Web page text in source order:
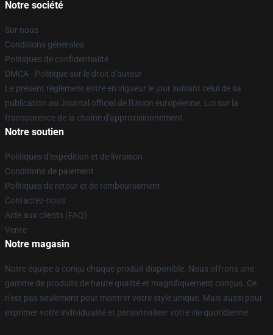
Notre société
Sur nous
Conditions générales
Politiques de confidentialité
DMCA - Politique sur le droit d'auteur
Le présent règlement entre en vigueur le jour suivant celui de sa
publication au Journal officiel de l'Union européenne. Loi sur la
transparence de la chaîne d'approvisionnement
Notre soutien
Politiques d'expédition et de livraison
Conditions de paiement
Politiques de retour et de remboursement
Contactez-nous
Aide aux clients (FAQ)
Vente
Notre magasin
Notre équipe a conçu chaque produit disponible. Nous offrons une
gamme de produits de haute qualité et magnifiquement conçus. Ce
n'est pas seulement pour montrer votre style unique. Mais aussi pour
exprimer votre individualité et personnaliser votre vie quotidienne.